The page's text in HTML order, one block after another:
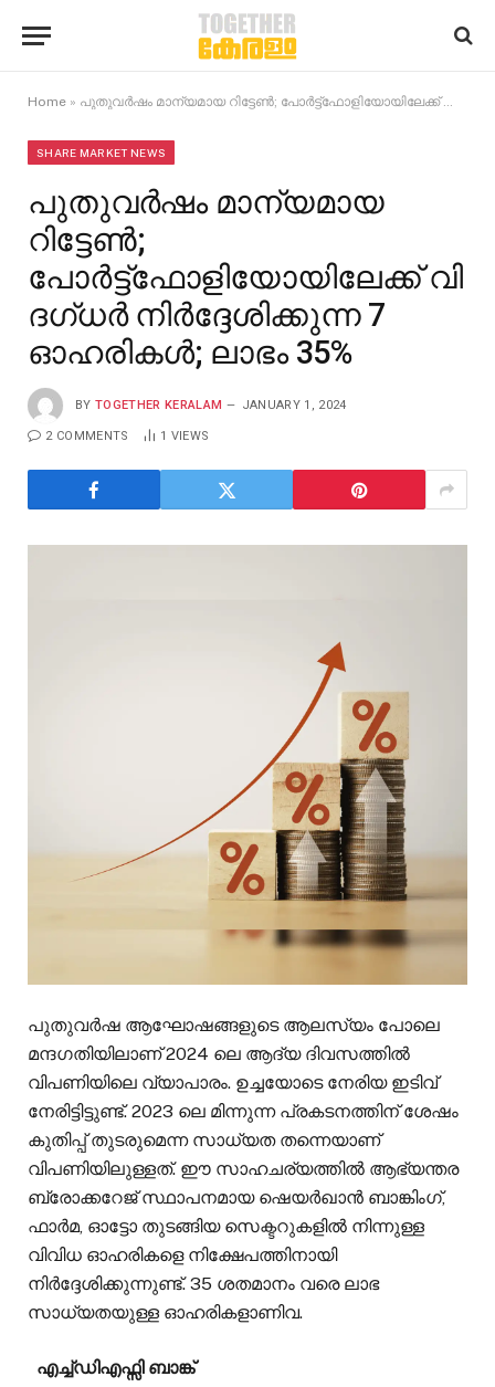
Home » പുതുവർഷം മാന്യമായ റിട്ടേൺ; പോർട്ട്ഫോളിയോയിലേക്ക് വി​ദ​ഗ്ധർ നിർദ്ദേശിക്കുന്ന 7 ഓഹരികൾ; ലാഭം 35%
SHARE MARKET NEWS
പുതുവർഷം മാന്യമായ
റിട്ടേൺ;
പോർട്ട്ഫോളിയോയിലേക്ക് വി​
ദ​ഗ്ധർ നിർദ്ദേശിക്കുന്ന 7
ഓഹരികൾ; ലാഭം 35%
BY TOGETHER KERALAM JANUARY 1, 2024
2 COMMENTS 1 VIEWS
പുതുവർഷ ആഘോഷങ്ങളുടെ ആലസ്യം പോലെ
മന്ദ​ഗതിയിലാണ് 2024 ലെ ആദ്യ ദിവസത്തിൽ
വിപണിയിലെ വ്യാപാരം. ഉച്ചയോടെ നേരിയ ഇടിവ്
നേരിട്ടിട്ടുണ്ട്. 2023 ലെ മിന്നുന്ന പ്രകടനത്തിന് ശേഷം
കുതിപ്പ് തുടരുമെന്ന സാധ്യത തന്നെയാണ്
വിപണിയിലുള്ളത്. ഈ സാഹചര്യത്തിൽ ആഭ്യന്തര
ബ്രോക്കറേജ് സ്ഥാപനമായ ഷെയർഖാൻ ബാങ്കിംഗ്,
ഫാർമ, ഓട്ടോ തുടങ്ങിയ സെക്ടറുകളിൽ നിന്നുള്ള
വിവിധ ഓഹരികളെ നിക്ഷേപത്തിനായി
നിർദ്ദേശിക്കുന്നുണ്ട്. 35 ശതമാനം വരെ ലാഭ
സാധ്യതയുള്ള ഓഹരികളാണിവ.
എച്ച്ഡിഎഫ്സി ബാങ്ക്